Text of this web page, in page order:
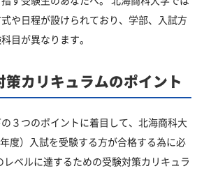
や日程が設けられており、学部、入試方
目が異なります。
カリキュラムのポイント
３つのポイントに着目して、北海商科大
度）入試を受験する方が合格する為に必
ベルに達するための受験対策カリキュラ